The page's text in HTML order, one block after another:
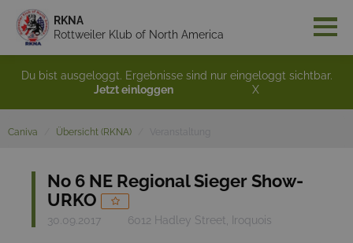
RKNA
Rottweiler Klub of North America
Du bist ausgeloggt. Ergebnisse sind nur eingeloggt sichtbar.
Jetzt einloggen
X
Caniva Übersicht (RKNA)
No 6 NE Regional Sieger Show-
URKO
30.09.2017 6012 Hadley Street, Iroquois